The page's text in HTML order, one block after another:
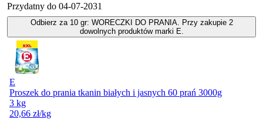
Przydatny do 04-07-2031
Odbierz za 10 gr: WORECZKI DO PRANIA. Przy zakupie 2
dowolnych produktów marki E.
E
Proszek do prania tkanin białych i jasnych 60 prań 3000g
3 kg
20,66 zł/kg